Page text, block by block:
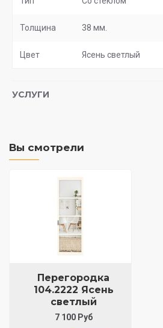
Толщина 38 мм.
Цвет Ясень светлый
УСЛУГИ
Вы смотрели
Перегородка
104.2222 Ясень
светлый
7 100 Руб